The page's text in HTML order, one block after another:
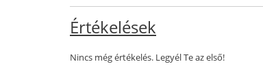
Értékelések
Nincs még értékelés. Legyél Te az első!